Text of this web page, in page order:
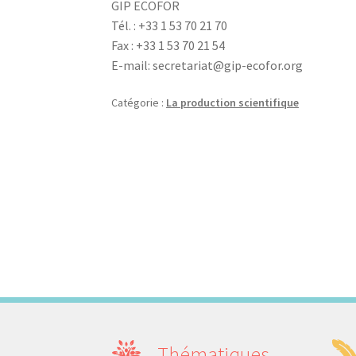
GIP ECOFOR
Tél. : +33 1 53 70 21 70
Fax : +33 1 53 70 21 54
E-mail: secretariat@gip-ecofor.org
Catégorie : La production scientifique